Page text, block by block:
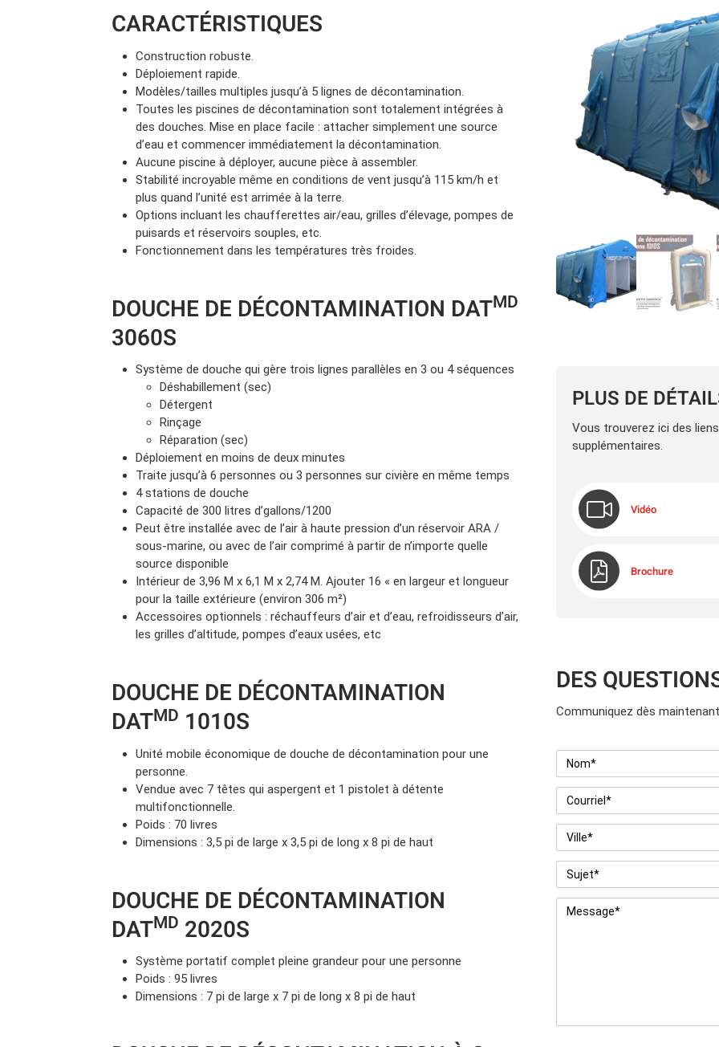
Camions en inventaire usagés
Démonstration d’équipements
INSPECTION D’ÉCHELLES
Planifier un rendez-vous
PLUS DE
Vous trouverez ici des
supplémentaires.
Vidéo
Brochure
DES
Communiquez dès
Nom *
Courriel *
Ville *
Sujet *
Message *
CARACTÉRISTIQUES
Construction robuste.
Déploiement rapide.
Modèles/tailles multiples jusqu’à 5 lignes de décontamination.
Toutes les piscines de décontamination sont totalement intégrées à
des douches. Mise en place facile : attacher simplement une source
d’eau et commencer immédiatement la décontamination.
Aucune piscine à déployer, aucune pièce à assembler.
Stabilité incroyable même en conditions de vent jusqu’à 115 km/h et
plus quand l’unité est arrimée à la terre.
Options incluant les chaufferettes air/eau, grilles d’élevage, pompes de
puisards et réservoirs souples, etc.
Fonctionnement dans les températures très froides.
DOUCHE DE DÉCONTAMINATION DATMD
3060S
Système de douche qui gère trois lignes parallèles en 3 ou 4 séquences
Déshabillement (sec)
Détergent
Rinçage
Réparation (sec)
Déploiement en moins de deux minutes
Traite jusqu’à 6 personnes ou 3 personnes sur civière en même temps
4 stations de douche
Capacité de 300 litres d’gallons/1200
Peut être installée avec de l’air à haute pression d’un réservoir ARA /
sous-marine, ou avec de l’air comprimé à partir de n’importe quelle
source disponible
Intérieur de 3,96 M x 6,1 M x 2,74 M. Ajouter 16 « en largeur et longueur
pour la taille extérieure (environ 306 m²)
Accessoires optionnels : réchauffeurs d’air et d’eau, refroidisseurs d’air,
les grilles d’altitude, pompes d’eaux usées, etc
DOUCHE DE DÉCONTAMINATION
DATMD 1010S
Unité mobile économique de douche de décontamination pour une
personne.
Vendue avec 7 têtes qui aspergent et 1 pistolet à détente
multifonctionnelle.
Poids : 70 livres
Dimensions : 3,5 pi de large x 3,5 pi de long x 8 pi de haut
DOUCHE DE DÉCONTAMINATION
DATMD 2020S
Système portatif complet pleine grandeur pour une personne
Poids : 95 livres
Dimensions : 7 pi de large x 7 pi de long x 8 pi de haut